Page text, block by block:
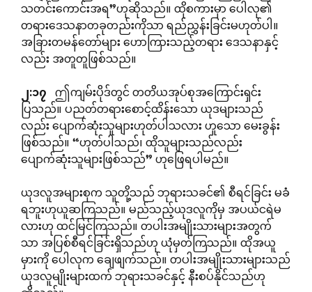
သတင်းကောင်းအရ”ဟုဆိုသည်။ ထိုစကားမှာ ပေါလု၏
တရားဒေသနာတခုတည်းကိုသာ ရည်ညွှန်းခြင်းမဟုတ်ပါ။
အခြားတမန်တော်များ ဟောကြားသည့်တရား ဒေသနာနှင့်
လည်း အတူတူဖြစ်သည်။
၂:၁၇ ဤကျမ်းပိုဒ်တွင် တတိယအုပ်စုအကြောင်းရှင်း
ပြသည်။ ပညတ်တရားစောင့်ထိန်းသော ယုဒများသည်
လည်း ပျောက်ဆုံးသူများဟုတ်ပါသလား ဟူသော မေးခွန်း
ဖြစ်သည်။ “ဟုတ်ပါသည်၊ ထိုသူများသည်လည်း
ပျောက်ဆုံးသူများဖြစ်သည်” ဟုဖြေရပါမည်။
ယုဒလူအများစုက သူတို့သည် ဘုရားသခင်၏ စီရင်ခြင်း မခံ
ရဘူးဟုယူဆကြသည်။ မည်သည့်ယုဒလူကိုမှ အပယ်ငရဲမ
လားဟု ထင်မြင်ကြသည်။ တပါးအမျိုးသားများအတွက်
သာ အပြစ်စီရင်ခြင်းရှိသည်ဟု ယုံမှတ်ကြသည်။ ထိုအယူ
မှားကို ပေါလုက ချေဖျက်သည်။ တပါးအမျိုးသားများသည်
ယုဒလူမျိုးများထက် ဘုရားသခင်နှင့် နီးစပ်နိုင်သည်ဟု